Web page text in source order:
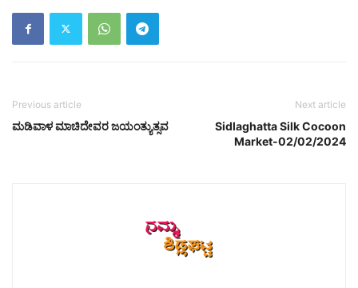
Previous article
ಮಡಿವಾಳ ಮಾಚಿದೇವರ ಜಯಂತ್ಯುತ್ಸವ
Next article
Sidlaghatta Silk Cocoon
Market-02/02/2024